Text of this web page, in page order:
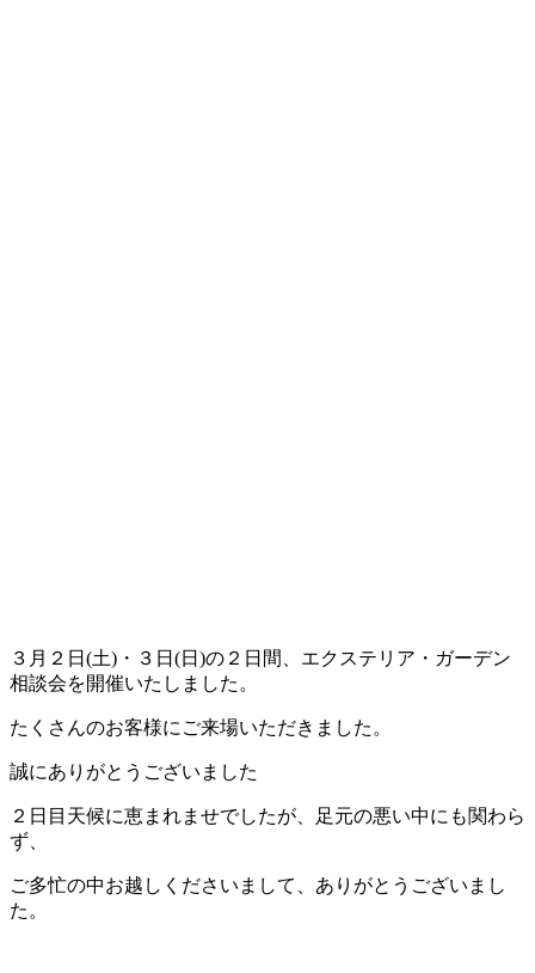
３月２日(土)・３日(日)の２日間、エクステリア・ガーデン
相談会を開催いたしました。
たくさんのお客様にご来場いただきました。
誠にありがとうございました
２日目天候に恵まれませでしたが、足元の悪い中にも関わら
ず、
ご多忙の中お越しくださいまして、ありがとうございまし
た。